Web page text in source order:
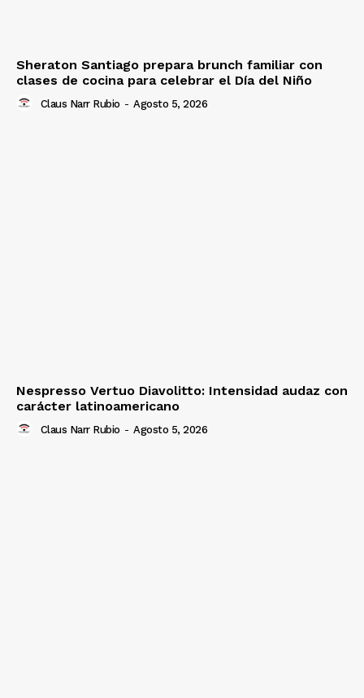
Sheraton Santiago prepara brunch familiar con
clases de cocina para celebrar el Día del Niño
Claus Narr Rubio - Agosto 5, 2026
Nespresso Vertuo Diavolitto: Intensidad audaz con
carácter latinoamericano
Claus Narr Rubio - Agosto 5, 2026